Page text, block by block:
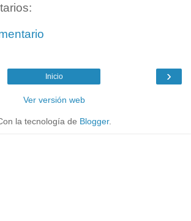
›
Inicio
Ver versión web
la tecnología de Blogger.